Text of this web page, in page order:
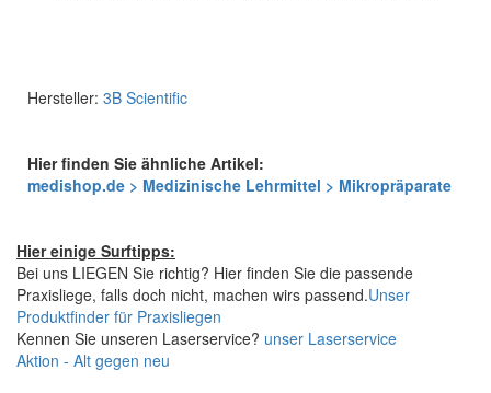
Hersteller: 3B Scientific
Hier finden Sie ähnliche Artikel:
medishop.de > Medizinische Lehrmittel > Mikropräparate
Hier einige Surftipps:
Bei uns LIEGEN Sie richtig? Hier finden Sie die passende
Praxisliege, falls doch nicht, machen wirs passend.Unser
Produktfinder für Praxisliegen
Kennen Sie unseren Laserservice? unser Laserservice
Aktion - Alt gegen neu